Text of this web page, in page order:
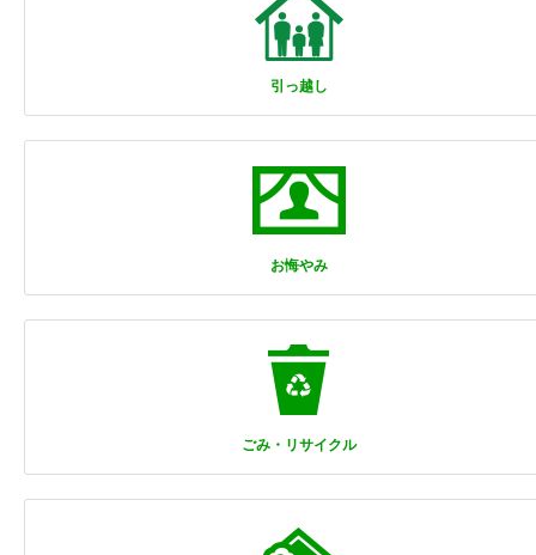
引っ越し
お悔やみ
ごみ・リサイクル